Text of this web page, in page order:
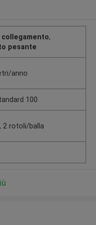
,
pesante
anno
100
2 rotoli/balla